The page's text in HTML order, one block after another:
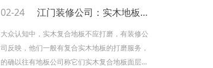
贵的。 2、 装修不加约束。适当的装修可以
提高美观性，营建良好的气氛和环境，然而过度
的装修就拔苗助长。比如说墙面挂太多相框或字
画、电视柜或博古架上摆放太多的饰品及陈列品
02-24 江门装修公司：实木地板可否打磨
大众认知中，实木复合地板不应打磨，有装修公
司反映，他们一般有复合实木地板的打磨服务，
的确以往有地板公司称它们实木复合地板面层的